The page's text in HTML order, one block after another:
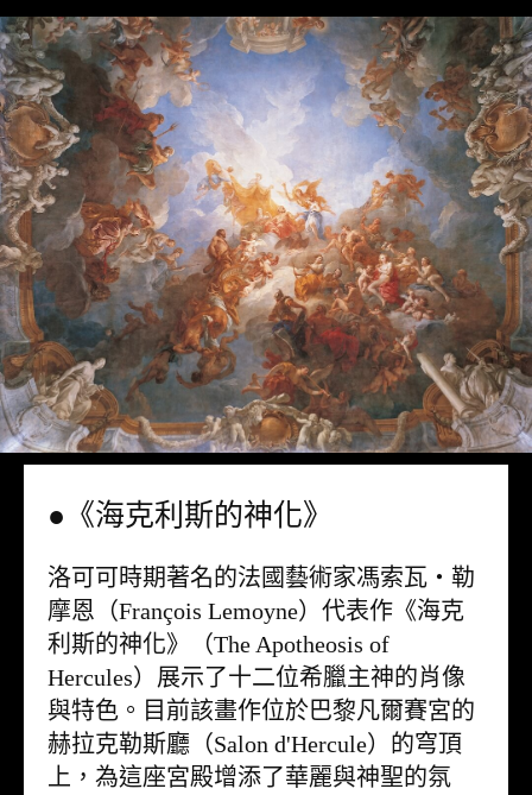
●《海克利斯的神化》
洛可可時期著名的法國藝術家馮索瓦・勒
摩恩（François Lemoyne）代表作《海克
利斯的神化》（The Apotheosis of
Hercules）展示了十二位希臘主神的肖像
與特色。目前該畫作位於巴黎凡爾賽宮的
赫拉克勒斯廳（Salon d'Hercule）的穹頂
上，為這座宮殿增添了華麗與神聖的氛